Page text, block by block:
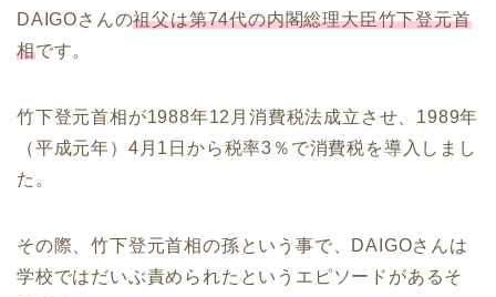
DAIGOさんの祖父は第74代の内閣総理大臣竹下登元首
相です。
竹下登元首相が1988年12月消費税法成立させ、1989年
（平成元年）4月1日から税率3％で消費税を導入しまし
た。
その際、竹下登元首相の孫という事で、DAIGOさんは
学校ではだいぶ責められたというエピソードがあるそ